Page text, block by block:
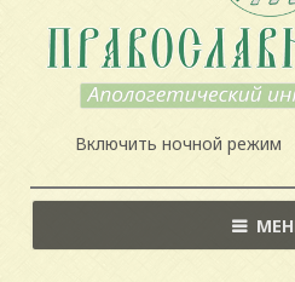
Включить ночной режим